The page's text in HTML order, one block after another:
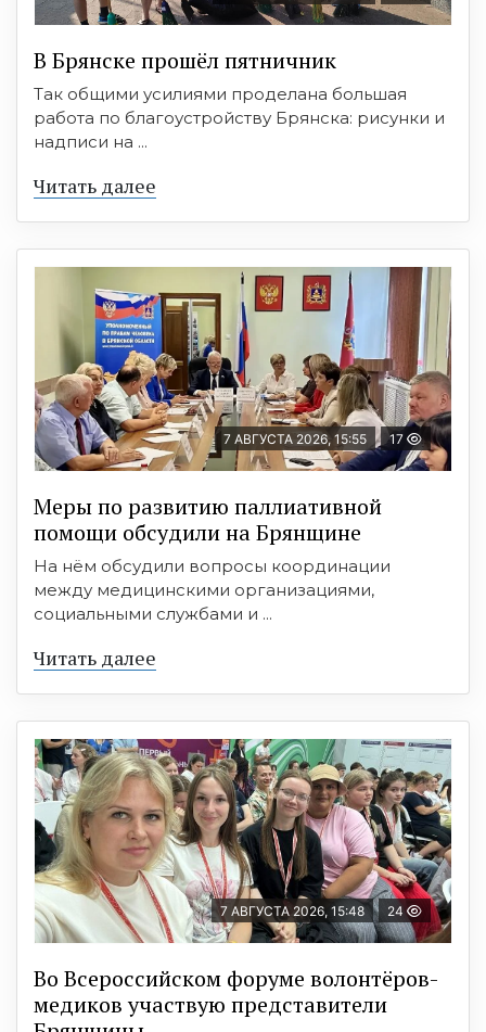
В Брянске прошёл пятничник
Так общими усилиями проделана большая
работа по благоустройству Брянска: рисунки и
надписи на ...
Читать далее
7 АВГУСТА 2026, 15:55 17
Меры по развитию паллиативной
помощи обсудили на Брянщине
На нём обсудили вопросы координации
между медицинскими организациями,
социальными службами и ...
Читать далее
7 АВГУСТА 2026, 15:48 24
Во Всероссийском форуме волонтёров-
медиков участвую представители